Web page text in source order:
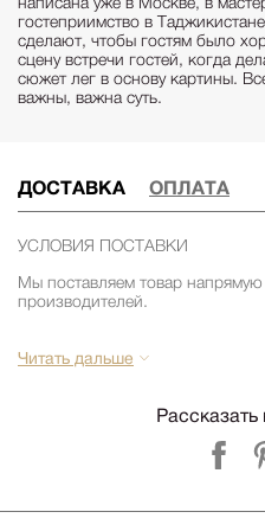
гостеприимство в
сделают, чтобы гостям было
сцену встречи гостей, когда
сюжет лег в основу картины.
важны, важна суть.
ДОСТАВКА ОПЛАТА
УСЛОВИЯ ПОСТАВКИ
Мы поставляем товар
производителей.
наличия товара на складе
Срок поставки из Европы 1-3
наличия товара на складе
заранее у менеджеров
Читать дальше
Рассказать